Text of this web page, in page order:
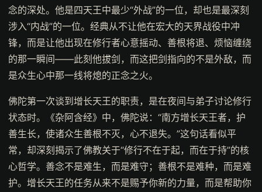
念的深处。他是四天王中最少“外战”的一位，却也是最深刻
涉入“内战”的一位。经典从不让他在宏大的天界战役中冲
锋，而是让他出现在修行者心意摇动、善根将退、烦恼缠绕
的那一瞬间——此刻他拔剑，而这把剑指向的不是外敌，而
是众生心中那一线将熄的正念之火。
佛陀第一次谈到增长天王的职责，是在夜间与弟子讨论修行
状态时。《杂阿含经》中，佛陀说：“南方增长天王者，护
善生长，使诸众生善根不灭，心不退失。”这句话看似平
常，却深刻揭示了佛教关于“修行不在于起，而在于持”的核
心哲学。善念不是难生，而是难守；善根不是难种，而是难
护。增长天王的任务从来不是赐予你新的力量，而是帮助你